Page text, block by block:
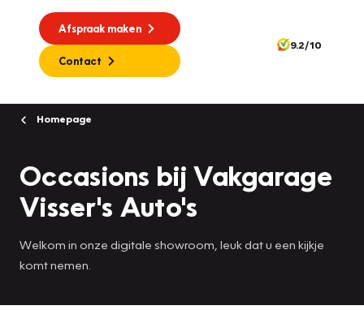
Afspraak maken
Contact
9.2/10
Homepage
Occasions bij Vakgarage
Visser's Auto's
Welkom in onze digitale showroom, leuk dat u een kijkje
komt nemen.